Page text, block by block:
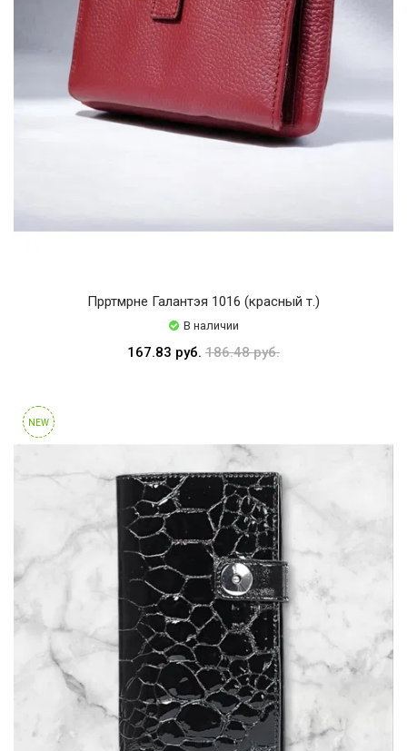
Прртмрне Галантэя 1016 (красный т.)
В наличии
167.83 руб. 186.48 руб.
NEW